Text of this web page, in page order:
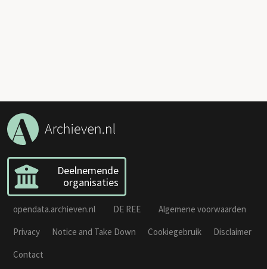
Deelnemende
organisaties
opendata.archieven.nl DE REE
Algemene voorwaarden
Privacy
Notice and Take Down Cookiegebruik
Disclaimer
Contact